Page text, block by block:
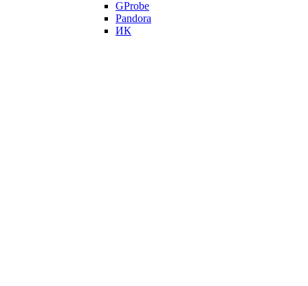
GProbe
Pandora
ИК